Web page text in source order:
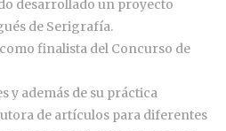
desarrollado un proyecto
de Serigrafía.
finalista del Concurso de
y además de su práctica
de artículos para diferentes